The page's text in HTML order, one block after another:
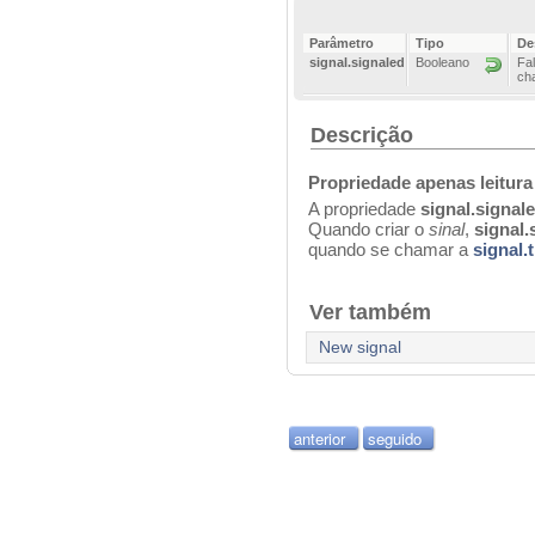
Parâmetro Tipo
signal.signaled
Booleano
Descrição
Propriedade apenas leitura
A propriedade
Quando criar o sinal,
quando se chamar a
Ver também
New signal
anterior seguido